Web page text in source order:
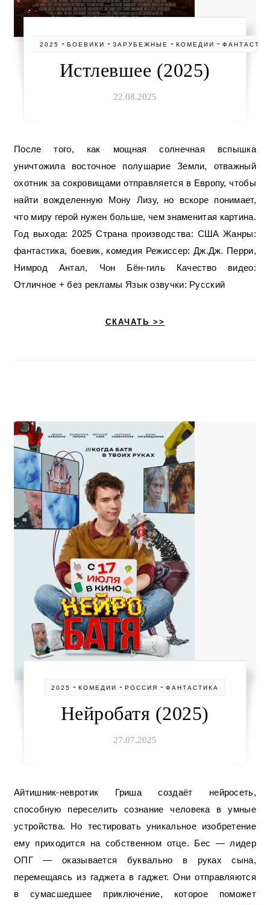
2025 -БОЕВИКИ -ЗАРУБЕЖНЫЕ -КОМЕДИИ -
Истлевшее (2025)
22.08.2025
После того, как мощная солнечная вспышка
уничтожила восточное полушарие Земли, отважный
охотник за сокровищами отправляется в Европу, чтобы
найти вожделенную Мону Лизу, но вскоре понимает,
что миру герой нужен больше, чем знаменитая картина.
Год выхода: 2025 Страна производства: США Жанры:
фантастика, боевик, комедия Режиссер: Дж.Дж. Перри,
Нимрод Антал, Чон Бён-гиль Качество видео:
Отличное + без рекламы Язык озвучки: Русский
СКАЧАТЬ >>
2025 - КОМЕДИИ - РОССИЯ - ФАНТАСТИКА
Нейробатя (2025)
27.07.2025
Айтишник-невротик Гриша создаёт нейросеть,
способную переселить сознание человека в умные
устройства. Но тестировать уникальное изобретение
ему приходится на собственном отце. Бес — лидер
ОПГ — оказывается буквально в руках сына,
перемещаясь из гаджета в гаджет. Они отправляются
в сумасшедшее приключение, которое поможет